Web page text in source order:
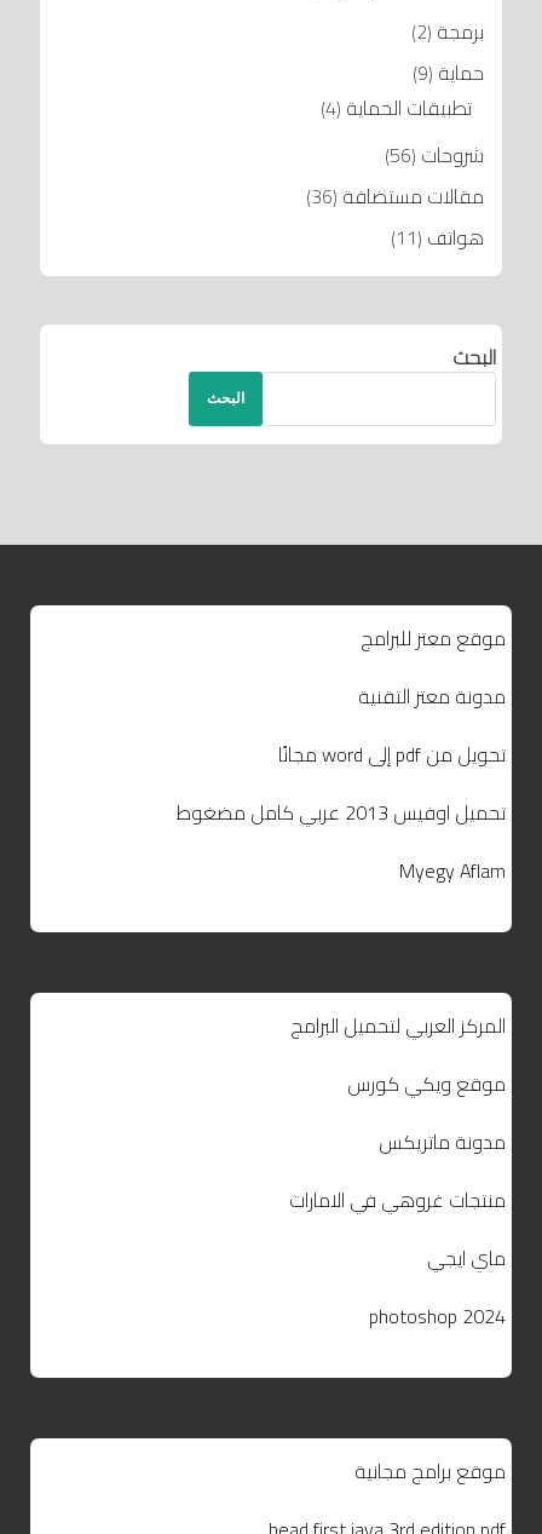
برمجة (2)
حماية (9)
تطبيقات الحماية (4)
شروحات (56)
مقالات مستضافة (36)
هواتف (11)
البحث
البحث
موقع معتز للبرامج
مدونة معتز التقنية
تحويل من pdf إلى word مجانًا
تحميل اوفيس 2013 عربي كامل مضغوط
Myegy Aflam
المركز العربي لتحميل البرامج
موقع ويكي كورس
مدونة ماتريكس
منتجات غروهي في الامارات
ماي ايجي
photoshop 2024
موقع برامج مجانية